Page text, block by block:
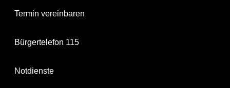
Termin vereinbaren
Bürgertelefon 115
Notdienste